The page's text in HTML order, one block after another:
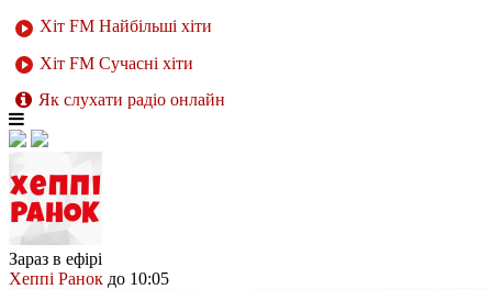
Хіт FM Найбільші хіти
Хіт FM Сучасні хіти
Як слухати радіо онлайн
Зараз в ефірі
Хеппі Ранок до 10:05